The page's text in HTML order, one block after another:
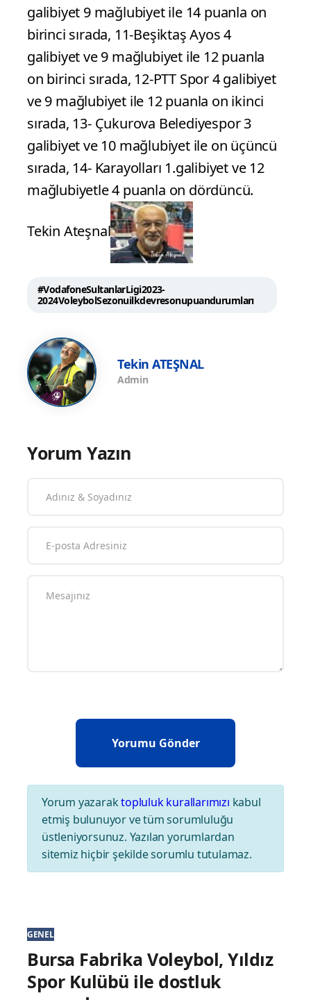
galibiyet 9 mağlubiyet ile 14 puanla on
birinci sırada, 11-Beşiktaş Ayos 4
galibiyet ve 9 mağlubiyet ile 12 puanla
on birinci sırada, 12-PTT Spor 4 galibiyet
ve 9 mağlubiyet ile 12 puanla on ikinci
sırada, 13- Çukurova Belediyespor 3
galibiyet ve 10 mağlubiyet ile on üçüncü
sırada, 14- Karayolları 1.galibiyet ve 12
mağlubiyetle 4 puanla on dördüncü.
Tekin Ateşnal
#VodafoneSultanlarLigi2023-
2024VoleybolSezonuilkdevresonupuandurumları
Tekin ATEŞNAL
Admin
Yorum Yazın
Yorum yazaraktopluluk kurallarımızı kabul
etmiş bulunuyor ve tüm sorumluluğu
üstleniyorsunuz. Yazılan yorumlardan
sitemiz hiçbir şekilde sorumlu tutulamaz.
GENEL
Bursa Fabrika Voleybol, Yıldız
Spor Kulübü ile dostluk